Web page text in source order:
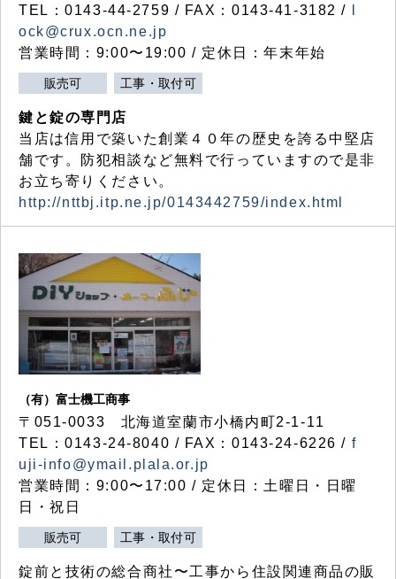
TEL：0143-44-2759 / FAX：0143-41-3182 /
ock@crux.ocn.ne.jp
営業時間：9:00〜19:00 / 定休日：年末年始
販売可 工事・取付可
鍵と錠の専門店
当店は信用で築いた創業４０年の歴史を誇る中堅店
舗です。防犯相談など無料で行っていますので是非
お立ち寄りください。
http://nttbj.itp.ne.jp/0143442759/index.html
（有）富士機工商事
〒051-0033 北海道室蘭市小橋内町2-1-11
TEL：0143-24-8040 / FAX：0143-24-6226 / f
uji-info@ymail.plala.or.jp
営業時間：9:00〜17:00 / 定休日：土曜日・日曜
日・祝日
販売可 工事・取付可
錠前と技術の総合商社〜工事から住設関連商品の販